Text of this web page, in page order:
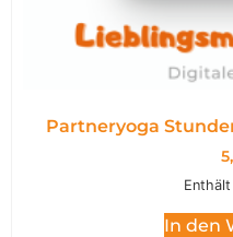
Partneryoga
Enthält
In den